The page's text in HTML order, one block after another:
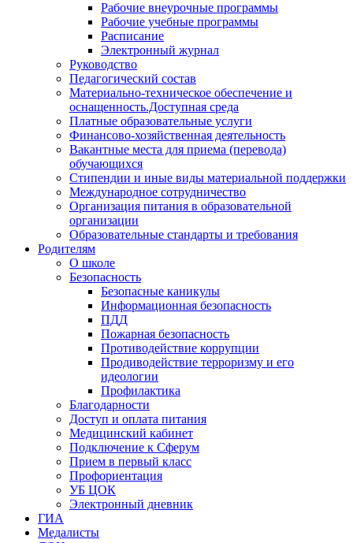
Рабочие внеурочные программы
Рабочие учебные программы
Расписание
Электронный журнал
Руководство
Педагогический состав
Материально-техническое обеспечение и
оснащенность.Доступная среда
Платные образовательные услуги
Финансово-хозяйственная деятельность
Вакантные места для приема (перевода)
обучающихся
Стипендии и иные виды материальной поддержки
Международное сотрудничество
Организация питания в образовательной
организации
Образовательные стандарты и требования
Родителям
О школе
Безопасность
Безопасные каникулы
Информационная безопасность
ПДД
Пожарная безопасность
Противодействие коррупции
Продиводействие терроризму и его
идеологии
Профилактика
Благодарности
Доступ и оплата питания
Медицинский кабинет
Подключение к Сферум
Прием в первый класс
Профориентация
УБ ЦОК
Электронный дневник
ГИА
Медалисты